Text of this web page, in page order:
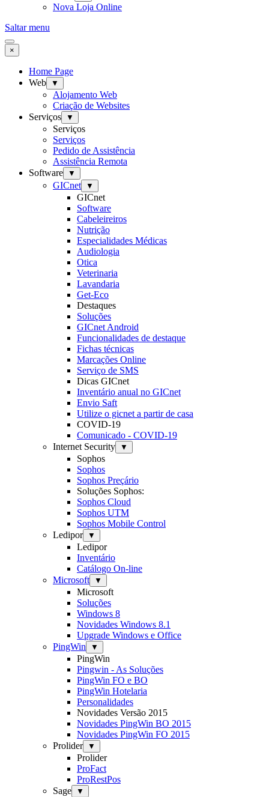
Nova Loja Online
Saltar menu
×
Home Page
Web
▼
Alojamento Web
Criação de Websites
Serviços
▼
Serviços
Serviços
Pedido de Assistência
Assistência Remota
Software
▼
GICnet ▼
GICnet
Software
Cabeleireiros
Nutrição
Especialidades Médicas
Audiologia
Otica
Veterinaria
Lavandaria
Get-Eco
Destaques
Soluções
GICnet Android
Funcionalidades de destaque
Fichas técnicas
Marcações Online
Serviço de SMS
Dicas GICnet
Inventário anual no GICnet
Envio Saft
Utilize o gicnet a partir de casa
COVID-19
Comunicado - COVID-19
Internet Security
▼
Sophos
Sophos
Sophos Preçário
Soluções Sophos:
Sophos Cloud
Sophos UTM
Sophos Mobile Control
Ledipor
▼
Ledipor
Inventário
Catálogo On-line
Microsoft
▼
Microsoft
Soluções
Windows 8
Novidades Windows 8.1
Upgrade Windows e Office
PingWin
▼
PingWin
Pingwin - As Soluções
PingWin FO e BO
PingWin Hotelaria
Personalidades
Novidades Versão 2015
Novidades PingWin BO 2015
Novidades PingWin FO 2015
Prolider
▼
Prolider
ProFact
ProRestPos
Sage
▼